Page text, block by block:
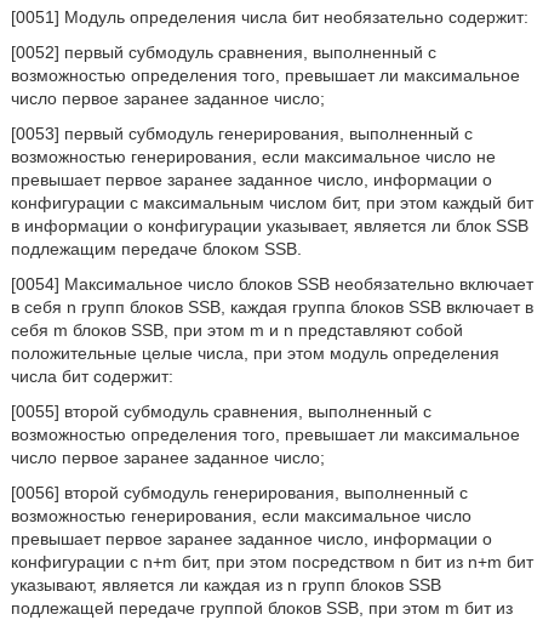
[0051] Модуль определения числа бит необязательно содержит:
[0052] первый субмодуль сравнения, выполненный с
возможностью определения того, превышает ли максимальное
число первое заранее заданное число;
[0053] первый субмодуль генерирования, выполненный с
возможностью генерирования, если максимальное число не
превышает первое заранее заданное число, информации о
конфигурации с максимальным числом бит, при этом каждый бит
в информации о конфигурации указывает, является ли блок SSB
подлежащим передаче блоком SSB.
[0054] Максимальное число блоков SSB необязательно включает
в себя n групп блоков SSB, каждая группа блоков SSB включает в
себя m блоков SSB, при этом m и n представляют собой
положительные целые числа, при этом модуль определения
числа бит содержит:
[0055] второй субмодуль сравнения, выполненный с
возможностью определения того, превышает ли максимальное
число первое заранее заданное число;
[0056] второй субмодуль генерирования, выполненный с
возможностью генерирования, если максимальное число
превышает первое заранее заданное число, информации о
конфигурации с n+m бит, при этом посредством n бит из n+m бит
указывают, является ли каждая из n групп блоков SSB
подлежащей передаче группой блоков SSB, при этом m бит из